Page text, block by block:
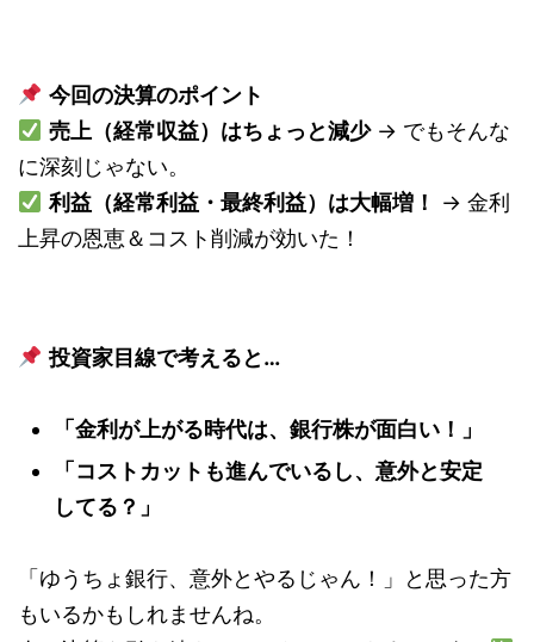
今回の決算のポイント
売上（経常収益）はちょっと減少→ でもそんな
に深刻じゃない。
利益（経常利益・最終利益）は大幅増！
→ 金利
上昇の恩恵＆コスト削減が効いた！
投資家目線で考えると…
「金利が上がる時代は、銀行株が面白い！」
「コストカットも進んでいるし、意外と安定
してる？」
「ゆうちょ銀行、意外とやるじゃん！」と思った方
もいるかもしれませんね。